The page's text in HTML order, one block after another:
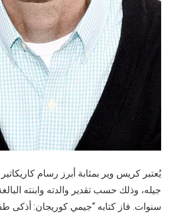
يُعتبر كريس وير بمثابة أبرز رسام
جيله، وذلك حسب تقدير والدته وابنته
سنوات. فاز كتابه “جيمي كوريجان: أذكى